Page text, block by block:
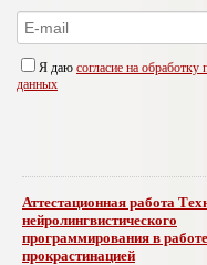
Я даю согласие на обработку
данных
Аттестационная работа
нейролингвистического
программирования в
прокрастинацией